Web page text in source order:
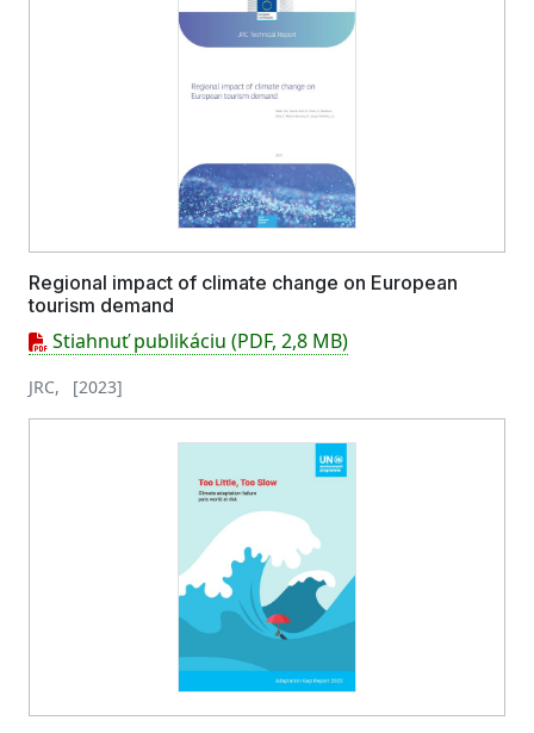
Regional impact of climate change on European
tourism demand
Stiahnuť publikáciu (PDF, 2,8 MB)
JRC, [2023]